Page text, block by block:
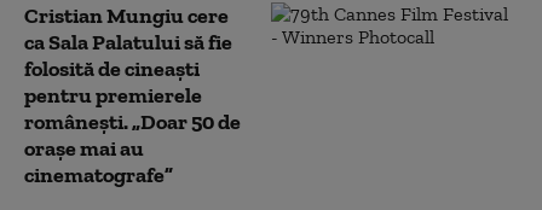
Cristian Mungiu cere
ca Sala Palatului să fie
folosită de cineaști
pentru premierele
românești. „Doar 50 de
orașe mai au
cinematografe”